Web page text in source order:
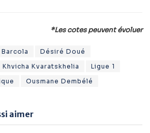
*Les cotes peuvent évoluer
Désiré Doué
Khvicha Kvaratskhelia
Ligue 1
Ousmane Dembélé
aimer